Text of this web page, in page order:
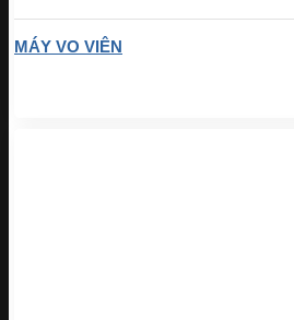
MÁY VO VIÊN